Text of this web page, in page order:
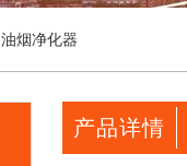
油烟净化器
产品详情